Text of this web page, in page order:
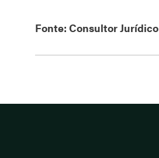
Fonte: Consultor Jurídico